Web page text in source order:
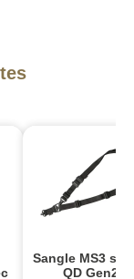
Sangle MS3
QD Gen2